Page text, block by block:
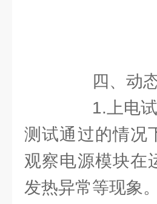
四、动态
1.上电试
测试通过的情况
观察电源模块在
发热异常等现象。